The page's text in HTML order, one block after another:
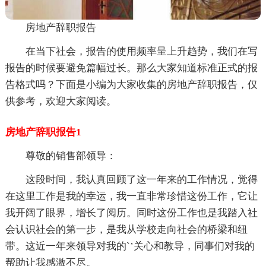
房地产辞职报告
在当下社会，报告的使用频率呈上升趋势，我们在写
报告的时候要避免篇幅过长。那么大家知道标准正式的报
告格式吗？下面是小编为大家收集的房地产辞职报告，仅
供参考，欢迎大家阅读。
房地产辞职报告1
尊敬的销售部领导：
这段时间，我认真回顾了这一年来的工作情况，觉得
在这里工作是我的幸运，我一直非常珍惜这份工作，它让
我开阔了眼界，增长了阅历。同时这份工作也是我踏入社
会认识社会的第一步，是我从学校走向社会的桥梁和纽
带。这近一年来领导对我的`’关心和教导，同事们对我的
帮助让我感激不尽。